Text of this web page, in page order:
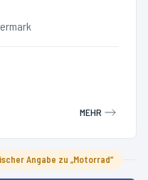
MEHR
Angabe zu „Motorrad“